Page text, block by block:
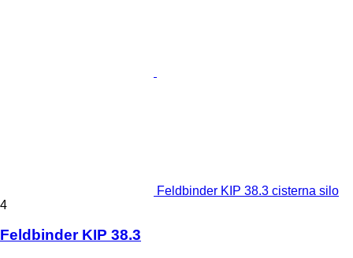
Feldbinder KIP 38.3 cisterna silo
4
Feldbinder KIP 38.3